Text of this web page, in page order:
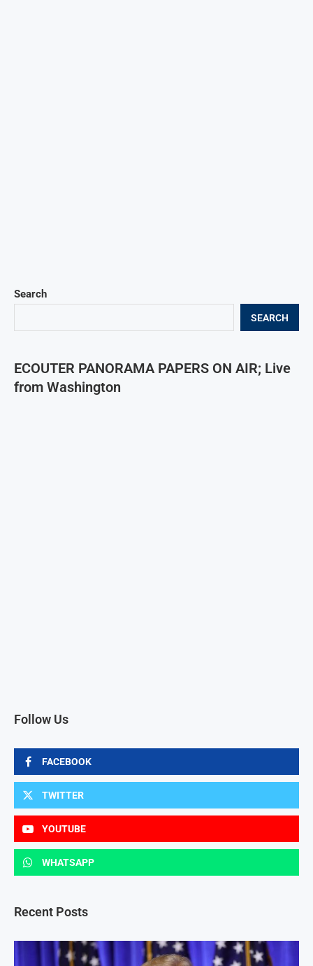
Search
SEARCH
ECOUTER PANORAMA PAPERS ON AIR; Live
from Washington
Follow Us
FACEBOOK
TWITTER
YOUTUBE
WHATSAPP
Recent Posts